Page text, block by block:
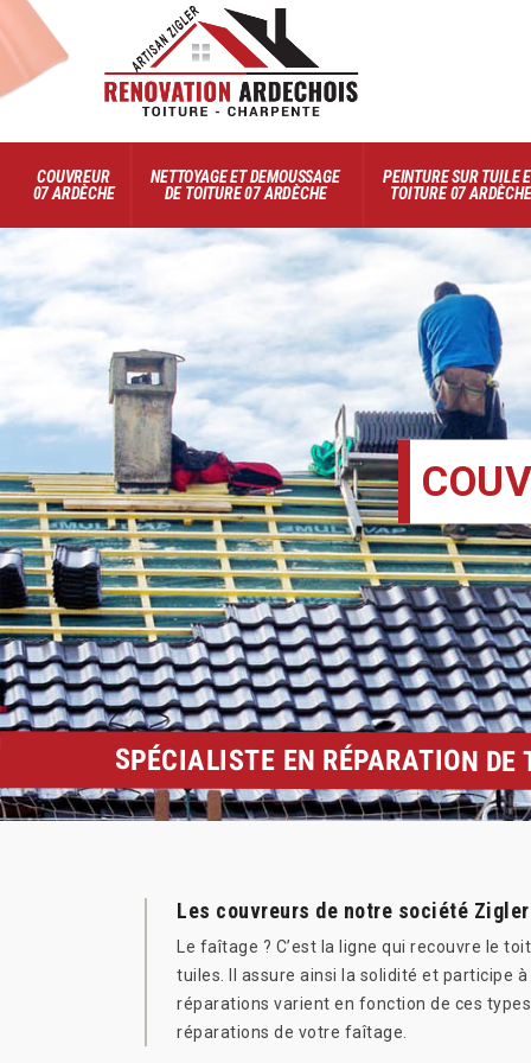
COUVREUR
07 ARDÈCHE
NETTOYAGE ET DEMOUSSAGE
DE TOITURE 07 ARDÈCHE
PEINTURE SUR TUILE
TOITURE 07 ARDÈCHE
SPÉCIALISTE EN RÉPARATION
Les couvreurs de notre société
Le faîtage ? C’est la ligne qui recouvre le
tuiles. Il assure ainsi la solidité et participe
réparations varient en fonction de ces
réparations de votre faîtage.